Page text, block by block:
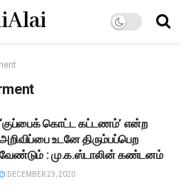
‘குப்பைக் கொட்ட கட்டணம்’ என்ற
அறிவிப்பை உடனே திரும்பப்பெற
வேண்டும் : மு.க.ஸ்டாலின் கண்டனம்
DECEMBER 23, 2020